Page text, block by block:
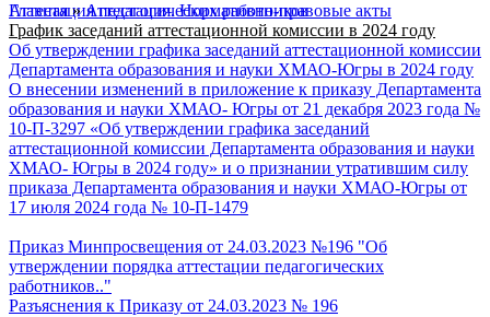
Главная»Аттестация. Нормативно-правовые акты
Аттестация педагогических работников
График заседаний аттестационной комиссии в 2024 году
Об утверждении графика заседаний аттестационной комиссии
Департамента образования и науки ХМАО-Югры в 2024 году
О внесении изменений в приложение к приказу Департамента
образования и науки ХМАО- Югры от 21 декабря 2023 года №
10-П-3297 «Об утверждении графика заседаний
аттестационной комиссии Департамента образования и науки
ХМАО- Югры в 2024 году» и о признании утратившим силу
приказа Департамента образования и науки ХМАО-Югры от
17 июля 2024 года № 10-П-1479
Приказ Минпросвещения от 24.03.2023 №196 "Об
утверждении порядка аттестации педагогических
работников.."
Разъяснения к Приказу от 24.03.2023 № 196